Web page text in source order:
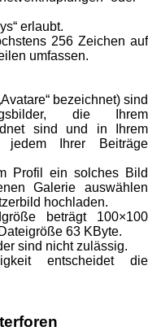
erlaubt.
256 Zeichen auf
umfassen.
bezeichnet) sind
die Ihrem
sind und in Ihrem
Ihrer Beiträge
Profil ein solches Bild
Galerie auswählen
hochladen.
beträgt 100×100
63 KByte.
sind nicht zulässig.
entscheidet die